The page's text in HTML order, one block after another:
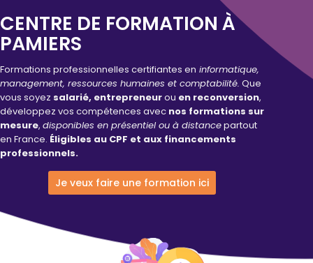
CENTRE DE FORMATION À
PAMIERS
Formations professionnelles certifiantes en informatique,
management, ressources humaines et comptabilité. Que
vous soyez salarié, entrepreneurou en reconversion,
développez vos compétences avec nos formations sur
mesure, disponibles en présentiel ou à distancepartout
en France. Éligibles au CPF et aux financements
professionnels.
Je veux faire une formation ici